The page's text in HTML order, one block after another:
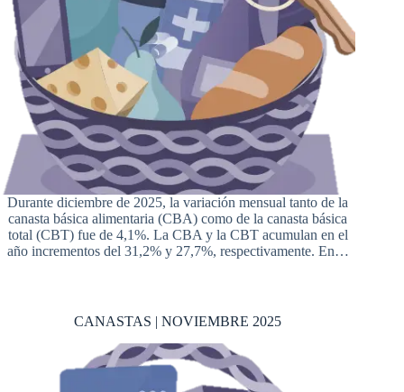
Durante diciembre de 2025, la variación mensual tanto de la
canasta básica alimentaria (CBA) como de la canasta básica
total (CBT) fue de 4,1%. La CBA y la CBT acumulan en el
año incrementos del 31,2% y 27,7%, respectivamente. En…
CANASTAS | NOVIEMBRE 2025